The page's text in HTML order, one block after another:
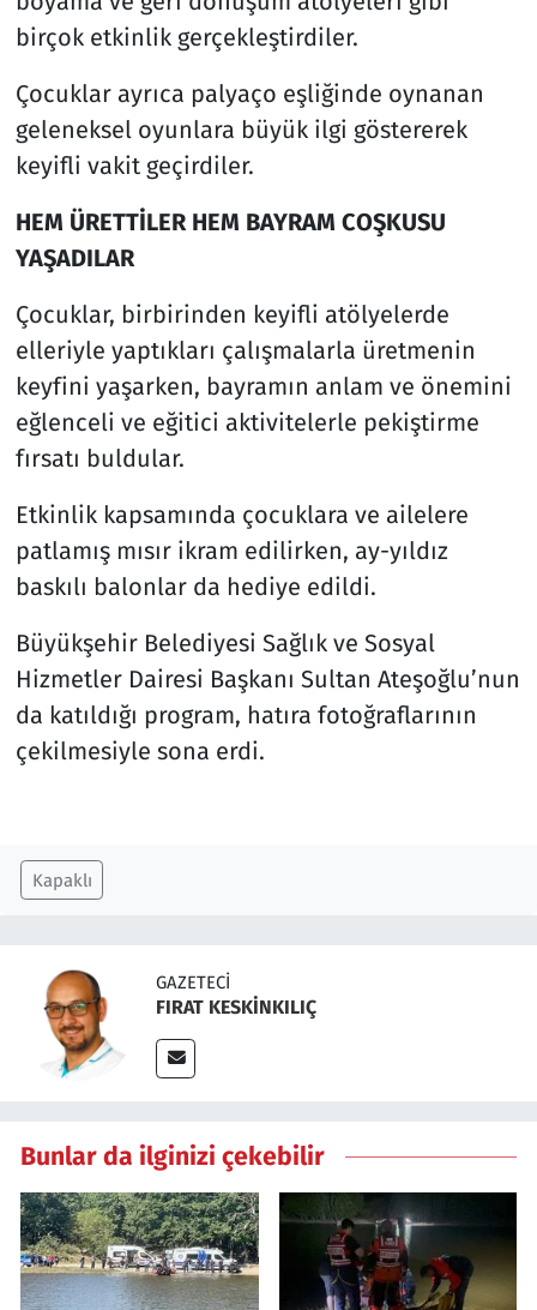
birçok etkinlik gerçekleştirdiler.
Çocuklar ayrıca palyaço eşliğinde oynanan
geleneksel oyunlara büyük ilgi göstererek
keyifli vakit geçirdiler.
HEM ÜRETTİLER HEM BAYRAM COŞKUSU
YAŞADILAR
Çocuklar, birbirinden keyifli atölyelerde
elleriyle yaptıkları çalışmalarla üretmenin
keyfini yaşarken, bayramın anlam ve önemini
eğlenceli ve eğitici aktivitelerle pekiştirme
fırsatı buldular.
Etkinlik kapsamında çocuklara ve ailelere
patlamış mısır ikram edilirken, ay-yıldız
baskılı balonlar da hediye edildi.
Büyükşehir Belediyesi Sağlık ve Sosyal
Hizmetler Dairesi Başkanı Sultan Ateşoğlu’nun
da katıldığı program, hatıra fotoğraflarının
çekilmesiyle sona erdi.
Kapaklı
GAZETECI
FIRAT KESKİNKILIÇ
Bunlar da ilginizi çekebilir